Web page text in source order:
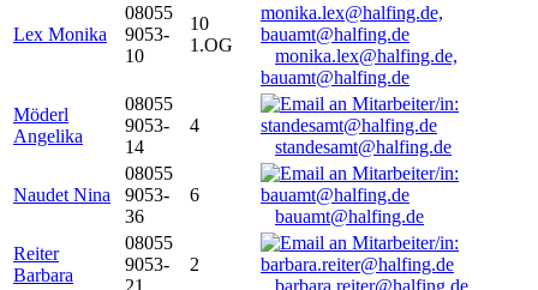
Lex Monika
08055
9053-
10
10
1.OG
monika.lex@halfing.de,
bauamt@halfing.de
Möderl
Angelika
08055
9053-
14
4
standesamt@halfing.de
Naudet Nina
08055
9053-
36
6
bauamt@halfing.de
Reiter
Barbara
08055
9053-
21
2
barbara.reiter@halfing.de